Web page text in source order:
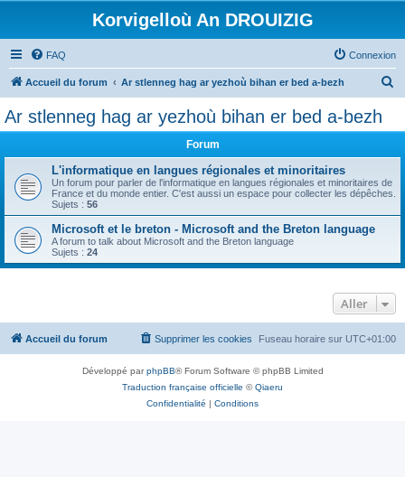
Korvigelloù An DROUIZIG
FAQ Connexion
Accueil du forum Ar stlenneg hag ar yezhoù bihan er bed a-bezh
Ar stlenneg hag ar yezhoù bihan er bed a-bezh
Forum
L'informatique en langues régionales et minoritaires
Un forum pour parler de l'informatique en langues régionales et minoritaires de
France et du monde entier. C'est aussi un espace pour collecter les dépêches.
Sujets : 56
Microsoft et le breton - Microsoft and the Breton language
A forum to talk about Microsoft and the Breton language
Sujets : 24
Aller
Accueil du forum Fuseau horaire sur UTC+01:00
Supprimer les cookies
Développé parphpBB® Forum Software © phpBB Limited
Traduction française officielle ©Qiaeru
Confidentialité | Conditions